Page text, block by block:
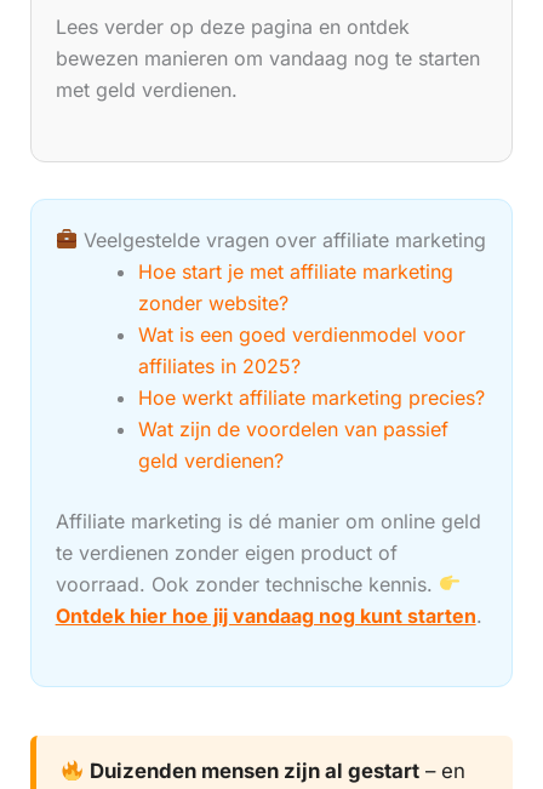
Lees verder op deze pagina en ontdek
bewezen manieren om vandaag nog te starten
met geld verdienen.
Veelgestelde vragen over affiliate marketing
Hoe start je met affiliate marketing
zonder website?
Wat is een goed verdienmodel voor
affiliates in 2025?
Hoe werkt affiliate marketing precies?
Wat zijn de voordelen van passief
geld verdienen?
Affiliate marketing is dé manier om online geld
te verdienen zonder eigen product of
voorraad. Ook zonder technische kennis.
Ontdek hier hoe jij vandaag nog kunt starten.
Duizenden mensen zijn al gestart– en